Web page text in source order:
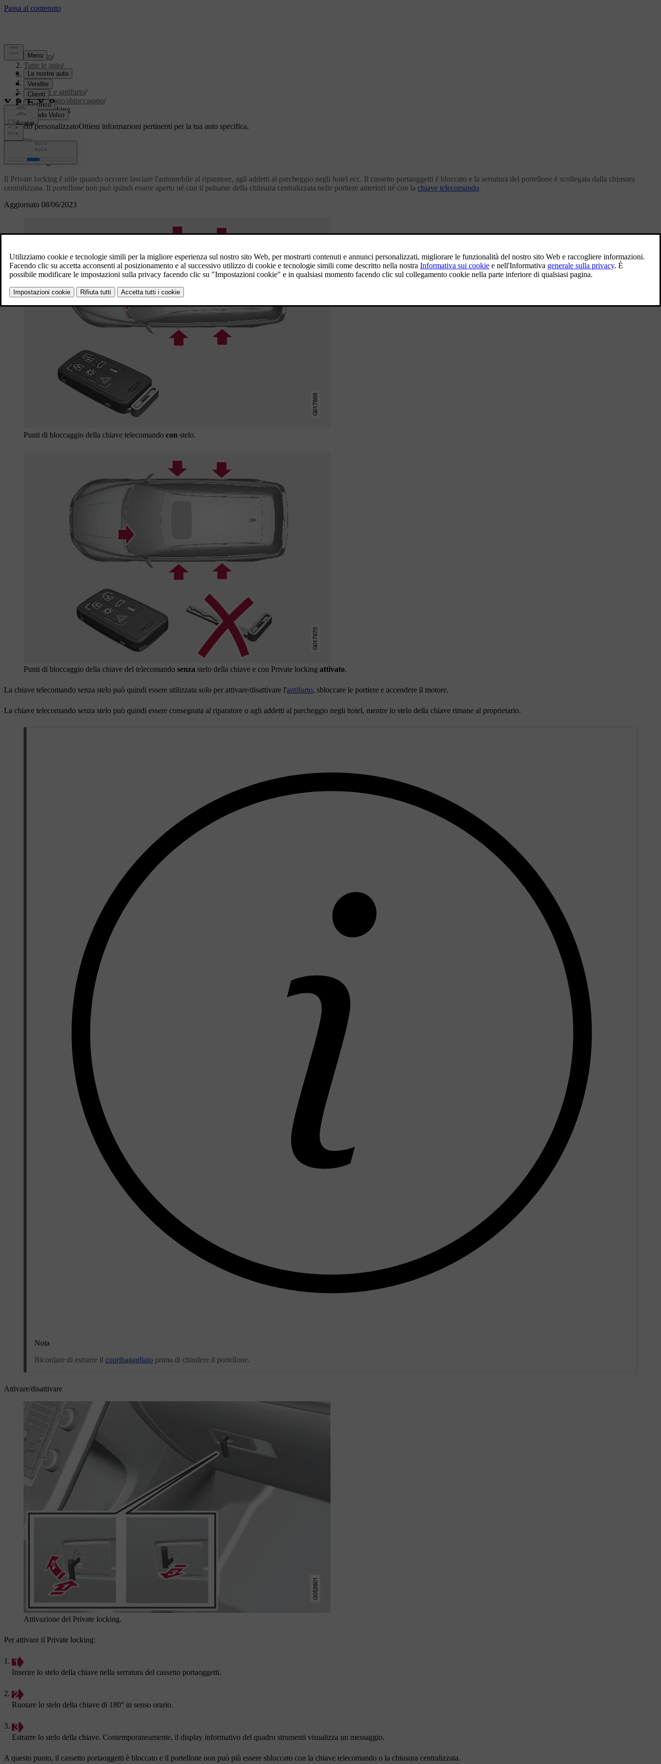
Supporto/
Tutte le auto/
XC70 2016/
Manuale
Serrature e antifurto/
Bloccaggio/sbloccaggio/
Private locking
Supporto personalizzatoOttieni informazioni pertinenti per la tua auto specifica.
Aggiornato 08/06/2023
Private locking
Il Private locking è utile quando occorre lasciare l'automobile al riparatore, agli addetti al parcheggio negli hotel ecc. Il cassetto portaoggetti è bloccato e la serratura del portellone è scollegata dalla chiusura
centralizzata. Il portellone non può quindi essere aperto né con il pulsante della chiusura centralizzata nelle portiere anteriori né con la chiave telecomando.
Punti di bloccaggio della chiave telecomando con stelo.
Punti di bloccaggio della chiave del telecomando senza stelo della chiave e con Private locking attivato.
La chiave telecomando senza stelo può quindi essere utilizzata solo per attivare/disattivare l'antifurto, sbloccare le portiere e accendere il motore.
La chiave telecomando senza stelo può quindi essere consegnata al riparatore o agli addetti al parcheggio negli hotel, mentre lo stelo della chiave rimane al proprietario.
Nota
Ricordare di estrarre il copribagagliaio prima di chiudere il portellone.
Attivare/disattivare
Attivazione del Private locking.
Per attivare il Private locking:
Inserire lo stelo della chiave nella serratura del cassetto portaoggetti.
Ruotare lo stelo della chiave di 180° in senso orario.
Estrarre lo stelo della chiave. Contemporaneamente, il display informativo del quadro strumenti visualizza un messaggio.
A questo punto, il cassetto portaoggetti è bloccato e il portellone non può più essere sbloccato con la chiave telecomando o la chiusura centralizzata.